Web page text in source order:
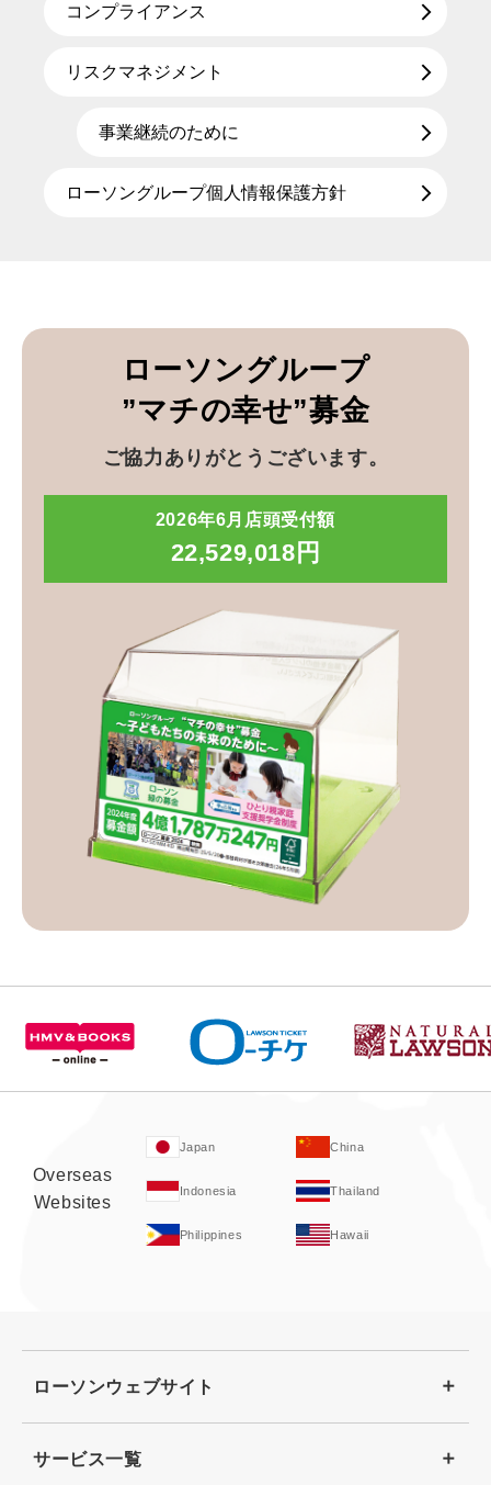
コンプライアンス
リスクマネジメント
事業継続のために
ローソングループ個人情報保護方針
ローソングループ
”マチの幸せ”募金
ご協力ありがとうございます。
2026年6月店頭受付額
22,529,018円
Overseas
Websites
Japan China
Indonesia Thailand
Philippines Hawaii
ローソンウェブサイト
サービス一覧